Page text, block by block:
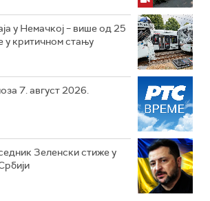
у Немачкој – више од 25
у критичном стању
7. август 2026.
Зеленски стиже у